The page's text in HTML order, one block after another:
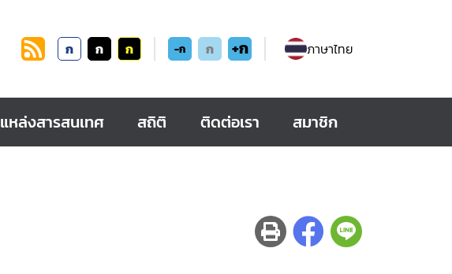
ก ก ก -ก ก +ก ภาษาไทย
แหล่งสารสนเทศ สถิติ ติดต่อเรา สมาชิก